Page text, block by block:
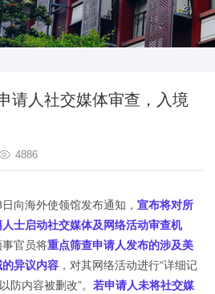
请人社交媒体审查，入境
4886
向海外使领馆发布通知， 宣布将对所
士启动社交媒体及网络活动审查机
官员将重点筛查申请人发布的涉及美
异议内容 ，对其网络活动进行“详细记
防内容被删改”。 若申请人未将社交媒